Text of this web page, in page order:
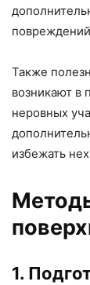
Также
возникают в
неровных
избежать
1.